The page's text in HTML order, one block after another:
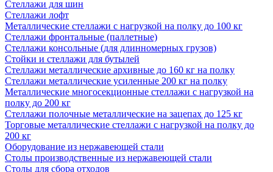
Стеллажи для шин
Стеллажи лофт
Металлические стеллажи с нагрузкой на полку до 100 кг
Стеллажи фронтальные (паллетные)
Стеллажи консольные (для длинномерных грузов)
Стойки и стеллажи для бутылей
Стеллажи металлические архивные до 160 кг на полку
Стеллажи металлические усиленные 200 кг на полку
Металлические многосекционные стеллажи с нагрузкой на
полку до 200 кг
Стеллажи полочные металлические на зацепах до 125 кг
Торговые металлические стеллажи с нагрузкой на полку до
200 кг
Оборудование из нержавеющей стали
Столы производственные из нержавеющей стали
Столы для сбора отходов